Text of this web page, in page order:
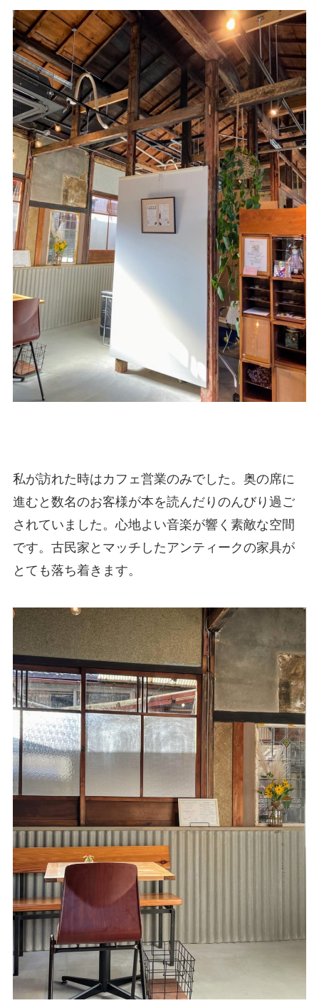
私が訪れた時はカフェ営業のみでした。奥の席に
進むと数名のお客様が本を読んだりのんびり過ご
されていました。心地よい音楽が響く素敵な空間
です。古民家とマッチしたアンティークの家具が
とても落ち着きます。